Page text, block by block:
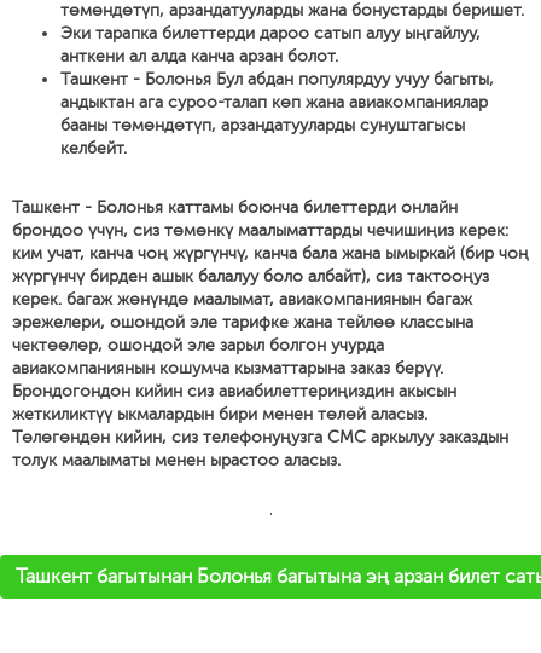
төмөндөтүп, арзандатууларды жана бонустарды беришет.
Эки тарапка билеттерди дароо сатып алуу ыңгайлуу,
анткени ал алда канча арзан болот.
Ташкент - Болонья Бул абдан популярдуу учуу багыты,
андыктан ага суроо-талап көп жана авиакомпаниялар
бааны төмөндөтүп, арзандатууларды сунуштагысы
келбейт.
Ташкент - Болонья каттамы боюнча билеттерди онлайн
брондоо үчүн, сиз төмөнкү маалыматтарды чечишиңиз керек:
ким учат, канча чоң жүргүнчү, канча бала жана ымыркай (бир чоң
жүргүнчү бирден ашык балалуу боло албайт), сиз тактооңуз
керек. багаж жөнүндө маалымат, авиакомпаниянын багаж
эрежелери, ошондой эле тарифке жана тейлөө классына
чектөөлөр, ошондой эле зарыл болгон учурда
авиакомпаниянын кошумча кызматтарына заказ берүү.
Брондогондон кийин сиз авиабилеттериңиздин акысын
жеткиликтүү ыкмалардын бири менен төлөй аласыз.
Төлөгөндөн кийин, сиз телефонуңузга СМС аркылуу заказдын
толук маалыматы менен ырастоо аласыз.
'
Ташкент багытынан Болонья багытына эң арзан билет